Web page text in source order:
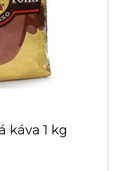
káva 1 kg